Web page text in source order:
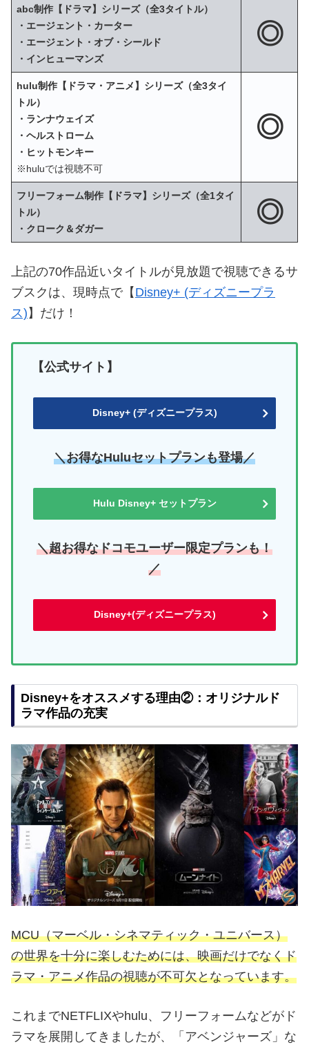
abc制作【ドラマ】シリーズ（全3タイトル）
・エージェント・カーター
・エージェント・オブ・シールド
・インヒューマンズ
◎
hulu制作【ドラマ・アニメ】シリーズ（全3タイ
トル）
・ランナウェイズ
・ヘルストローム
・ヒットモンキー
※huluでは視聴不可
◎
フリーフォーム制作【ドラマ】シリーズ（全1タイ
トル）
・クローク＆ダガー
◎
上記の70作品近いタイトルが見放題で視聴できるサ
ブスクは、現時点で【 Disney+ (ディズニープラ
ス) 】だけ！
【公式サイト】
Disney+ (ディズニープラス)
＼お得なHuluセットプランも登場／
Hulu Disney+ セットプラン
＼超お得なドコモユーザー限定プランも！
／
Disney+(ディズニープラス)
Disney+をオススメする理由②：オリジナルド
ラマ作品の充実
MCU（マーベル・シネマティック・ユニバース）
の世界を十分に楽しむためには、映画だけでなくド
ラマ・アニメ作品の視聴が不可欠となっています。
これまでNETFLIXやhulu、フリーフォームなどがド
ラマを展開してきましたが、「アベンジャーズ」な